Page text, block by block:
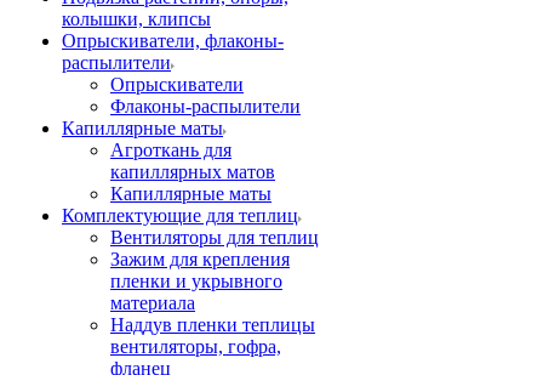
колышки, клипсы
Опрыскиватели, флаконы-
распылители
Опрыскиватели
Флаконы-распылители
Капиллярные маты
Агроткань для
капиллярных матов
Капиллярные маты
Комплектующие для теплиц
Вентиляторы для теплиц
Зажим для крепления
пленки и укрывного
материала
Наддув пленки теплицы
вентиляторы, гофра,
фланец